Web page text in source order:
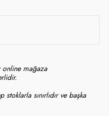
mağaza
sınırlıdır ve başka